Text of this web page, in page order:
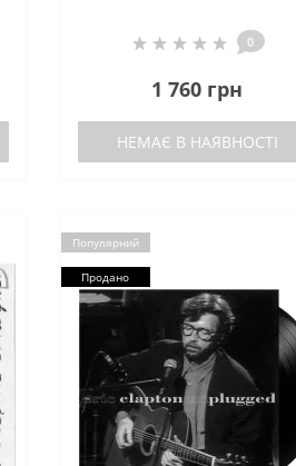
0
1 760 грн
НЕМАЄ В НАЯВНОСТІ
Популярний
Продано